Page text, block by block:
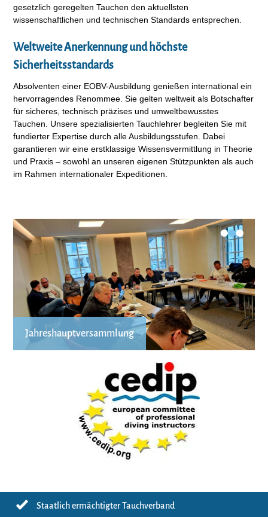
gesetzlich geregelten Tauchen den aktuellsten
wissenschaftlichen und technischen Standards entsprechen.
Weltweite Anerkennung und höchste
Sicherheitsstandards
Absolventen einer EOBV-Ausbildung genießen international ein
hervorragendes Renommee. Sie gelten weltweit als Botschafter
für sicheres, technisch präzises und umweltbewusstes
Tauchen. Unsere spezialisierten Tauchlehrer begleiten Sie mit
fundierter Expertise durch alle Ausbildungsstufen. Dabei
garantieren wir eine erstklassige Wissensvermittlung in Theorie
und Praxis – sowohl an unseren eigenen Stützpunkten als auch
im Rahmen internationaler Expeditionen.
•
•
•
Jahreshauptversammlung
Staatlich ermächtigter Tauchverband